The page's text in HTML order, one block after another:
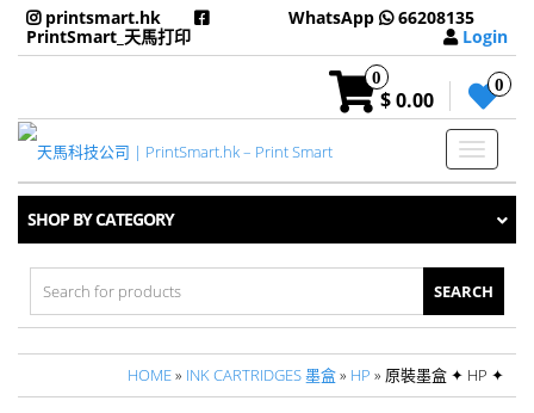
printsmart.hk
PrintSmart_天馬打印
WhatsApp
66208135
Login
0
$ 0.00
0
Toggle
SHOP BY CATEGORY
Search
for:
HOME» INK CARTRIDGES 墨盒» HP » 原裝墨盒 ✦ HP ✦